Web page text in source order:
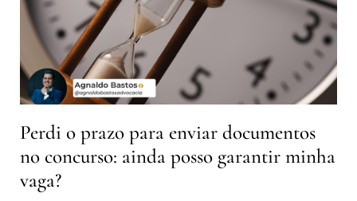
Perdi o prazo para enviar documentos
no concurso: ainda posso garantir minha
vaga?